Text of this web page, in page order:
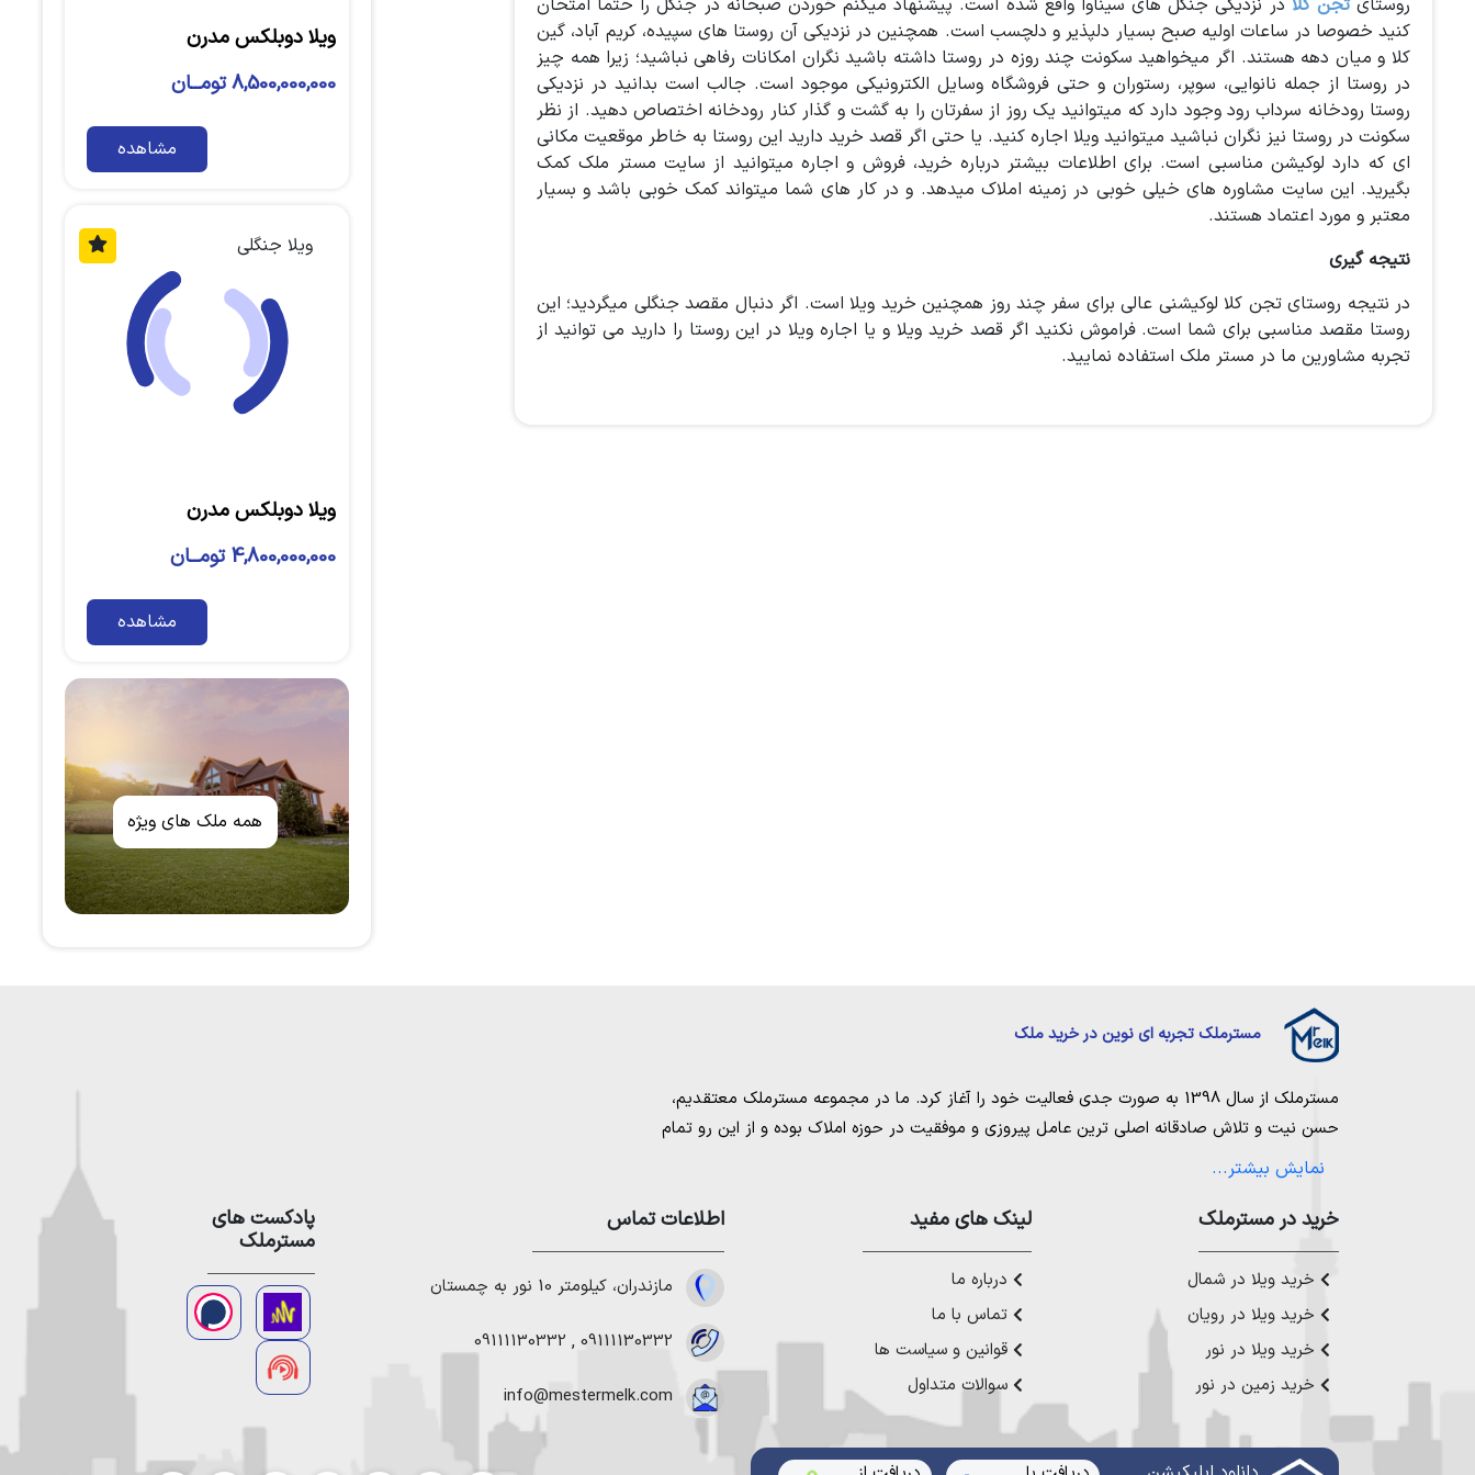
روستایتجن کلا در نزدیکی جنگل های سیناوا واقع شده است. پیشنهاد میکنم خوردن صبحانه در جنگل را حتما امتحان
کنید خصوصا در ساعات اولیه صبح بسیار دلپذیر و دلچسب است. همچنین در نزدیکی آن روستا های سپیده، کریم آباد، گین
کلا و میان دهه هستند. اگر میخواهید سکونت چند روزه در روستا داشته باشید نگران امکانات رفاهی نباشید؛ زیرا همه چیز
در روستا از جمله نانوایی، سوپر، رستوران و حتی فروشگاه وسایل الکترونیکی موجود است. جالب است بدانید در نزدیکی
روستا رودخانه سرداب رود وجود دارد که میتوانید یک روز از سفرتان را به گشت و گذار کنار رودخانه اختصاص دهید. از نظر
سکونت در روستا نیز نگران نباشید میتوانید ویلا اجاره کنید. یا حتی اگر قصد خرید دارید این روستا به خاطر موقعیت مکانی
ای که دارد لوکیشن مناسبی است. برای اطلاعات بیشتر درباره خرید، فروش و اجاره میتوانید از سایت مستر ملک کمک
بگیرید. این سایت مشاوره های خیلی خوبی در زمینه املاک میدهد. و در کار های شما میتواند کمک خوبی باشد و بسیار
معتبر و مورد اعتماد هستند.
نتیجه گیری
در نتیجه روستای تجن کلا لوکیشنی عالی برای سفر چند روز همچنین خرید ویلا است. اگر دنبال مقصد جنگلی میگردید؛ این
روستا مقصد مناسبی برای شما است. فراموش نکنید اگر قصد خرید ویلا و یا اجاره ویلا در این روستا را دارید می توانید از
تجربه مشاورین ما در مستر ملک استفاده نمایید.
ویلا دوبلکس مدرن
8,500,000,000 تومــان
مشاهده
ویلا جنگلی
ویلا دوبلکس مدرن
4,800,000,000 تومــان
مشاهده
همه ملک های ویژه
مسترملک تجربه ای نوین در خرید ملک
مسترملک از سال 1398 به صورت جدی فعالیت خود را آغاز کرد. ما در مجموعه مسترملک معتقدیم،
حسن نیت و تلاش صادقانه اصلی ترین عامل پیروزی و موفقیت در حوزه املاک بوده و از این رو تمام
مساعی خویش را به کار میگیریم تا بتوانیم با صداقت کامل بهترین ها را برای مشتریانمان به ارمغان
ملک در شمال،خرید زمین در نور خرید زمین در چمستان،خرید زمین در نوشهر
خرید زمین در
رویان،خرید زمین در محمودآباد خرید ویلا در شمال،خرید ویلا در نور
خرید ویلا در
چمستان ،خرید ویلا در نوشهر خرید ویلا در محمودآبادو
میتوانیم به هموطنان
عزیز خدمت کنیم.
نمایش بیشتر...
خرید در مستر‌ملک
خرید ویلا در شمال
خرید ویلا در رویان
خرید ویلا در نور
خرید زمین در نور
لینک های مفید
درباره ما
تماس با ما
قوانین و سیاست ها
سوالات متداول
اطلاعات تماس
مازندران، کیلومتر 10 نور به چمستان
09111130332
,
09111130332
info@mestermelk.com
پادکست های
مسترملک